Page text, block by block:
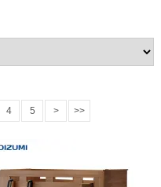
4 5 > >>